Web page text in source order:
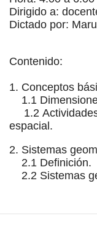
Dirigido a:
Dictado por:
Contenido:
1. Conceptos
1.1
1.2
espacial.
2. Sistemas
2.1 Definición.
2.2 Sistemas